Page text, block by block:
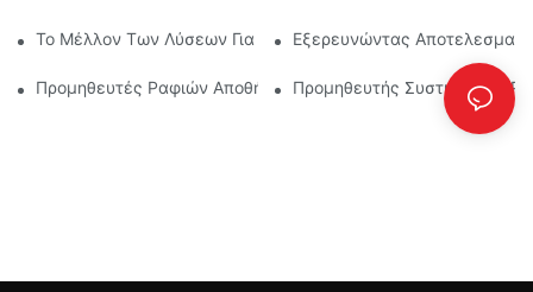
Το Μέλλον Των Λύσεων Για Παλετοθήκες: Τάσεις Και
Εξερευνώντας
Προμηθευτές Ραφιών Αποθήκης: Τι Να Προσέξετε
Προμηθευτής Συστημάτων